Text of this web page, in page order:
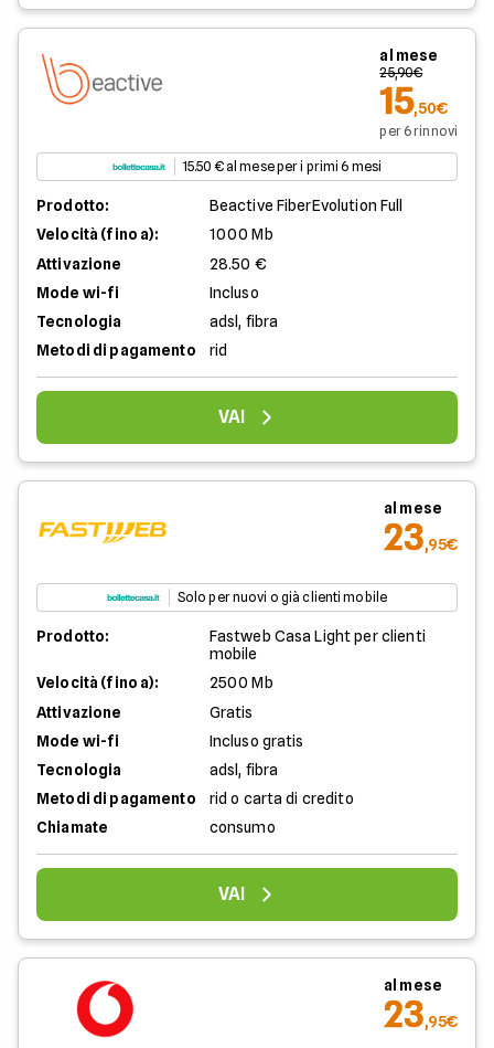
al mese
25,90€
15,50€
per 6 rinnovi
15.50 € al mese per i primi 6 mesi
Prodotto:
Beactive FiberEvolution Full
Velocità (fino a):
1000 Mb
Attivazione
28.50 €
Mode wi-fi
Incluso
Tecnologia
adsl, fibra
Metodi di pagamento
rid
VAI
al mese
23,95€
Solo per nuovi o già clienti mobile
Prodotto:
Fastweb Casa Light per clienti
mobile
Velocità (fino a):
2500 Mb
Attivazione
Gratis
Mode wi-fi
Incluso gratis
Tecnologia
adsl, fibra
Metodi di pagamento
rid o carta di credito
Chiamate
consumo
VAI
al mese
23,95€